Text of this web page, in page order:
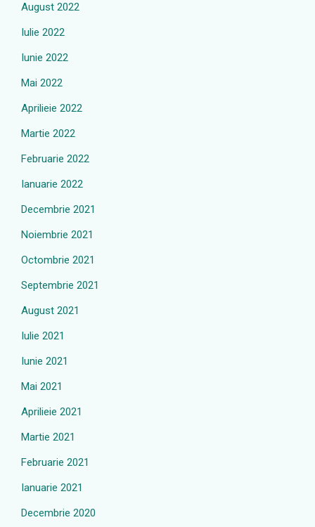
August 2022
Iulie 2022
Iunie 2022
Mai 2022
Aprilieie 2022
Martie 2022
Februarie 2022
Ianuarie 2022
Decembrie 2021
Noiembrie 2021
Octombrie 2021
Septembrie 2021
August 2021
Iulie 2021
Iunie 2021
Mai 2021
Aprilieie 2021
Martie 2021
Februarie 2021
Ianuarie 2021
Decembrie 2020